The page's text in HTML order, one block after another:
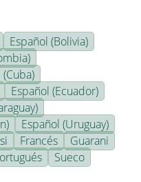
Español (Bolivia)
Español (Ecuador)
Español (Uruguay)
Francés
Guarani
Sueco